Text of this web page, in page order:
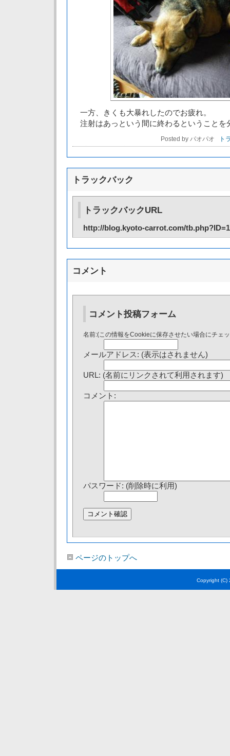
一方、きくも大暴れしたのでお疲れ。
注射はあっという間に終わるということを
Posted by パオパオ ト
トラックバック
トラックバックURL
http://blog.kyoto-carrot.com/
コメント
コメント投稿フォーム
名前:(この情報をCookieに保存させたい場合にチェ
メールアドレス: (表示はされません)
URL: (名前にリンクされて利用されます)
コメント:
パスワード: (削除時に利用)
ページのトップへ
Copyright